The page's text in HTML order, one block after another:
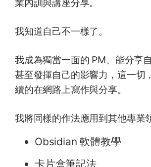
我知道自己不一樣了。
我成為獨當一面的 PM、能分享
甚至發揮自己的影響力，這一切
續的在網路上寫作與分享。
我將同樣的作法應用到其他專業
Obsidian 軟體教學
卡片盒筆記法